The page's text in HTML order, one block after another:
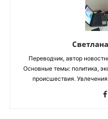
Переводчик, автор
Основные темы: политика,
происшествия.